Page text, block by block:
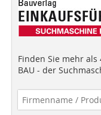
Finden Sie mehr als
BAU - der